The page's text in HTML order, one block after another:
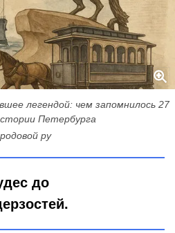
легендой: чем запомнилось 27
Петербурга
ру
до